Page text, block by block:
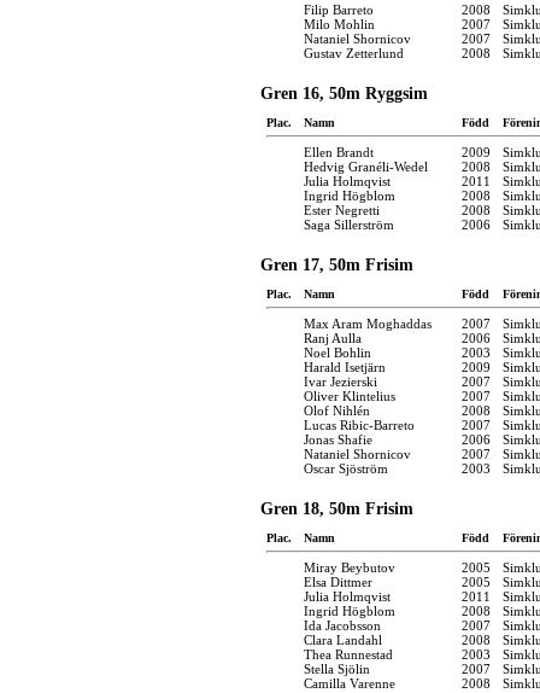
Filip Barreto 2008
Milo Mohlin
2007
Nataniel Shornicov
2007
Gustav Zetterlund
2008
Gren 16, 50m Ryggsim
Plac. Namn Född
Ellen Brandt 2009
Hedvig Granéli-Wedel
2008
Julia Holmqvist
2011
Ingrid Högblom
2008
Ester Negretti
2008
Saga Sillerström
2006
Gren 17, 50m Frisim
Plac. Namn Född
Max Aram Moghaddas 2007
Ranj Aulla
2006
Noel Bohlin
2003
Harald Isetjärn
2009
Ivar Jezierski
2007
Oliver Klintelius
2007
Olof Nihlén
2008
Lucas Ribic-Barreto
2007
Jonas Shafie
2006
Nataniel Shornicov
2007
Oscar Sjöström
2003
Gren 18, 50m Frisim
Plac. Namn Född
Miray Beybutov 2005
Elsa Dittmer
2005
Julia Holmqvist
2011
Ingrid Högblom
2008
Ida Jacobsson
2007
Clara Landahl
2008
Thea Runnestad
2003
Stella Sjölin
2007
Camilla Varenne
2008